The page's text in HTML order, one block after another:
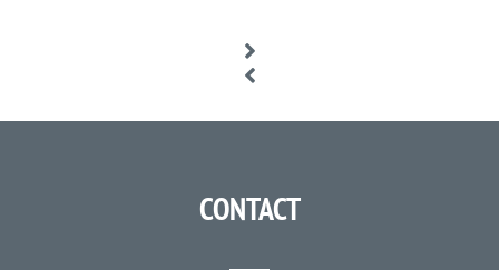
CONTACT